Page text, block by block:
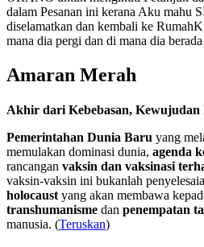
dalam Pesanan ini kerana Aku mahu
diselamatkan dan kembali ke
mana dia pergi dan di mana dia
Amaran Merah
Akhir dari Kebebasan, Kewujudan
Pemerintahan Dunia Baru yang
memulakan dominasi dunia, agenda
rancangan vaksin dan vaksinasi
vaksin-vaksin ini bukanlah
holocaust yang akan membawa
transhumanisme dan penempatan
manusia. (Teruskan)